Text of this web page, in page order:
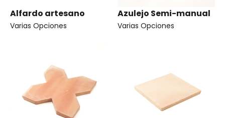
Alfardo artesano
Varias Opciones
Azulejo Semi-manual
Varias Opciones